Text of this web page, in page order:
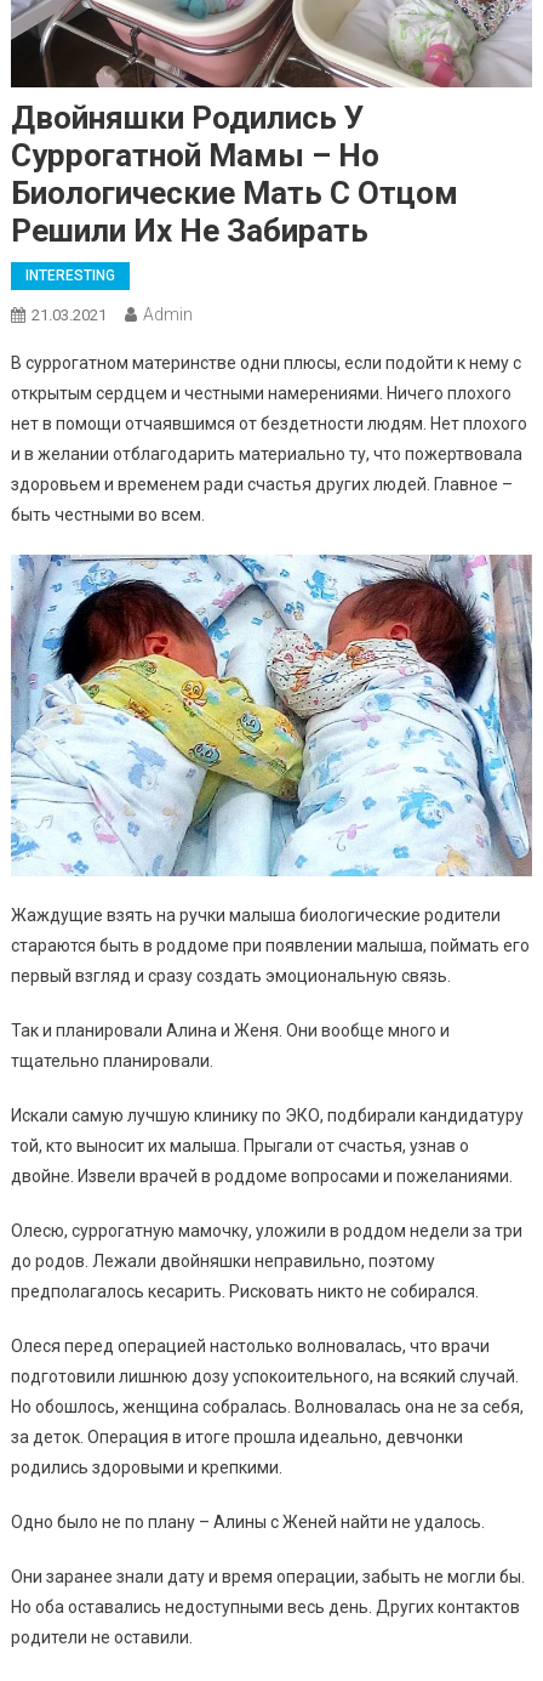
Двойняшки Родились У
Суррогатной Мамы – Но
Биологические Мать С Отцом
Решили Их Не Забиpать
INTERESTING
21.03.2021 Admin
В суррогатном материнстве одни плюсы, если подойти к нему с
открытым сердцем и честными намерениями. Ничего плохого
нет в помощи отчаявшимся от бездетности людям. Нет плохого
и в желании отблагодарить материально ту, что пожертвовала
здоровьем и временем ради счастья других людей. Главное –
быть честными во всем.
Жаждущие взять на ручки малыша биологические родители
стараются быть в роддоме при появлении малыша, поймать его
первый взгляд и сразу создать эмоциональную связь.
Так и планировали Алина и Женя. Они вообще много и
тщательно планировали.
Искали самую лучшую клинику по ЭКО, подбирали кандидатуру
той, кто выносит их малыша. Прыгали от счастья, узнав о
двойне. Извели врачей в роддоме вопросами и пожеланиями.
Олесю, суррогатную мамочку, уложили в роддом недели за три
до родов. Лежали двойняшки неправильно, поэтому
предполагалось кесарить. Рисковать никто не собирался.
Олеся перед операцией настолько волновалась, что врачи
подготовили лишнюю дозу успокоительного, на всякий случай.
Но обошлось, женщина собралась. Волновалась она не за себя,
за деток. Операция в итоге прошла идеально, девчонки
родились здоровыми и крепкими.
Одно было не по плану – Алины с Женей найти не удалось.
Они заранее знали дату и время операции, забыть не могли бы.
Но оба оставались недоступными весь день. Других контактов
родители не оставили.